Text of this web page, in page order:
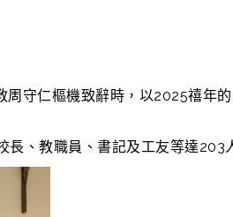
守仁樞機致辭時，以2025禧年
、教職員、書記及工友等達203